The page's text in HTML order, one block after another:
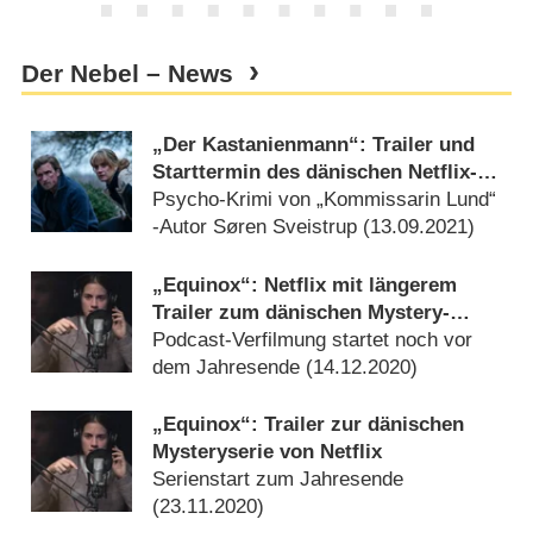
Der Nebel – News
„Der Kastanienmann“: Trailer und
Starttermin des dänischen Netflix-
Thrillers
Psycho-Krimi von „Kommissarin Lund“
-Autor Søren Sveistrup (13.09.2021)
„Equinox“: Netflix mit längerem
Trailer zum dänischen Mystery-
Drama
Podcast-Verfilmung startet noch vor
dem Jahresende (14.12.2020)
„Equinox“: Trailer zur dänischen
Mysteryserie von Netflix
Serienstart zum Jahresende
(23.11.2020)